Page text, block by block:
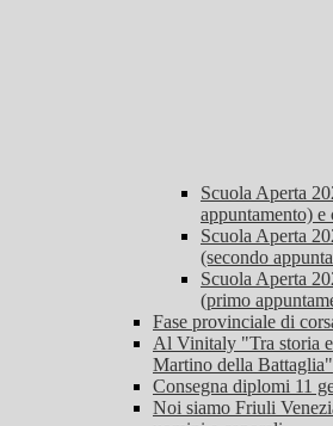
Scuola Aperta
appuntamento)
Scuola Aperta
(secondo
Scuola Aperta
(primo
Fase provinciale di
Al Vinitaly "Tra storia
Martino della Battaglia"
Consegna diplomi 11
Noi siamo Friuli